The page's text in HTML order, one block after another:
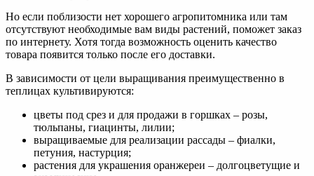
Но если поблизости нет хорошего агропитомника или там
отсутствуют необходимые вам виды растений, поможет заказ
по интернету. Хотя тогда возможность оценить качество
товара появится только после его доставки.
В зависимости от цели выращивания преимущественно в
теплицах культивируются:
цветы под срез и для продажи в горшках – розы,
тюльпаны, гиацинты, лилии;
выращиваемые для реализации рассады – фиалки,
петуния, настурция;
растения для украшения оранжереи – долгоцветущие и